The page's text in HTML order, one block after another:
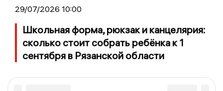
29/07/2026 10:00
Школьная форма, рюкзак и канцелярия:
сколько стоит собрать ребёнка к 1
сентября в Рязанской области